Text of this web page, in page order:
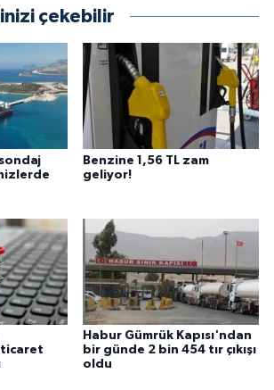
çekebilir
Benzine 1,56 TL zam
geliyor!
ticaret
Habur Gümrük Kapısı'ndan
bir günde 2 bin 454 tır çıkışı
oldu